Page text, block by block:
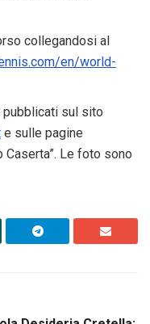
collegandosi al
en/world-
sul sito
e sulle pagine
Caserta”. Le foto sono